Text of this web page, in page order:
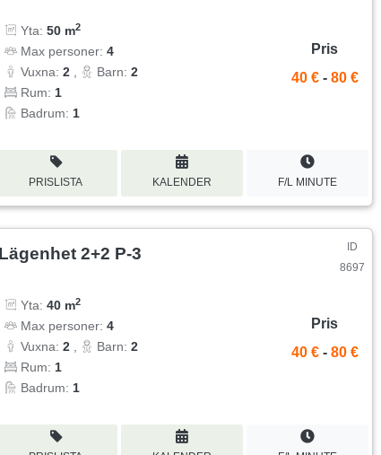
Yta:50 m2
Max personer:4
Vuxna:2 Barn:2
Rum: 1
Badrum: 1
Pris
40 € - 80 €
PRISLISTA KALENDER F/L MINUTE
Lägenhet 2+2 P-3
ID
8697
Yta:40 m2
Max personer:4
Vuxna:2 Barn:2
Rum: 1
Badrum: 1
Pris
40 € - 80 €